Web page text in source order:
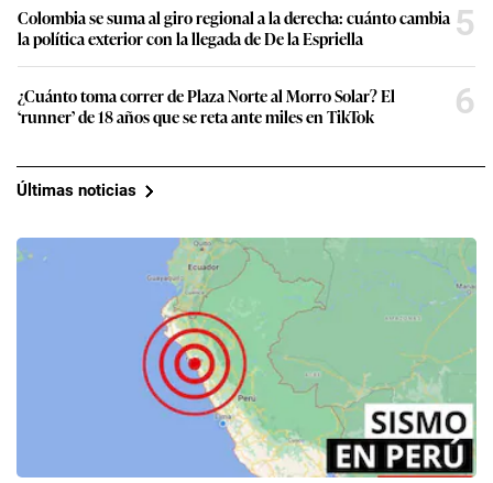
Colombia se suma al giro regional a la derecha: cuánto cambia
la política exterior con la llegada de De la Espriella
5
¿Cuánto toma correr de Plaza Norte al Morro Solar? El
‘runner’ de 18 años que se reta ante miles en TikTok
6
Últimas noticias